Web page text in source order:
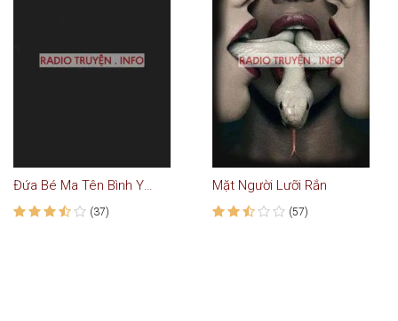
Đứa Bé Ma Tên Bình Yên
(37)
Mặt Người Lưỡi Rắn
(57)